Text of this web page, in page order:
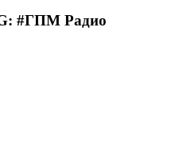
#ГПМ Радио